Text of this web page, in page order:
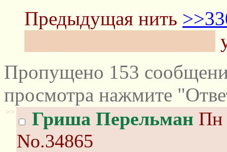
Предыдущая нить
Пропущено 153
просмотра нажмите
>> Гриша Перельман Пн
No.34865